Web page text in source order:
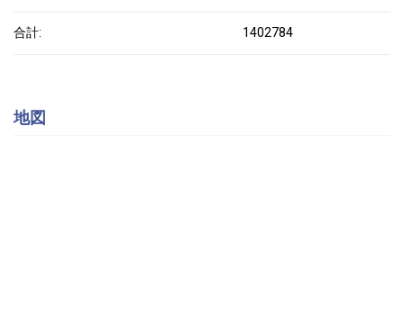
合計: 1402784
地図